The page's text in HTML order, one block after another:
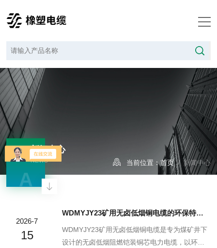
新闻中心
NEWS
A
当前位置：首页/ 新闻中心
2026-7
15
WDMYJY23矿用无卤低烟铜电缆的环保特性与安全优势
WDMYJY23矿用无卤低烟铜电缆是专为煤矿井下
设计的无卤低烟阻燃铠装铜芯电力电缆，以环保